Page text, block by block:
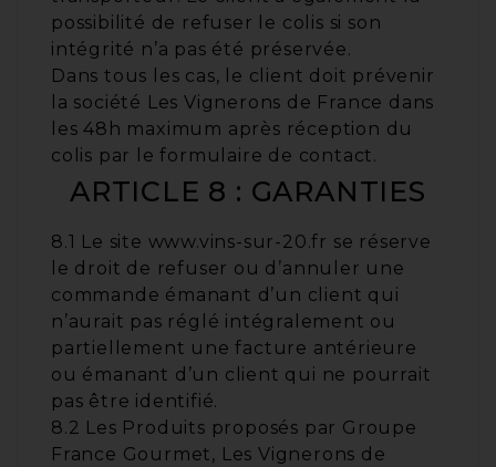
possibilité de refuser le colis si son
intégrité n’a pas été préservée.
Dans tous les cas, le client doit prévenir
la société Les Vignerons de France dans
les 48h maximum après réception du
colis par le formulaire de contact.
ARTICLE 8 : GARANTIES
8.1 Le site www.vins-sur-20.fr se réserve
le droit de refuser ou d’annuler une
commande émanant d’un client qui
n’aurait pas réglé intégralement ou
partiellement une facture antérieure
ou émanant d’un client qui ne pourrait
pas être identifié.
8.2 Les Produits proposés par Groupe
France Gourmet, Les Vignerons de